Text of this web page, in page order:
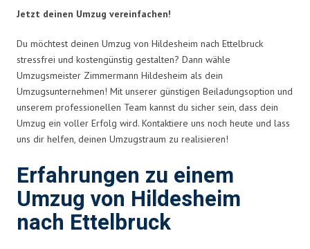
Jetzt deinen Umzug vereinfachen!
Du möchtest deinen Umzug von Hildesheim nach Ettelbruck
stressfrei und kostengünstig gestalten? Dann wähle
Umzugsmeister Zimmermann Hildesheim als dein
Umzugsunternehmen! Mit unserer günstigen Beiladungsoption und
unserem professionellen Team kannst du sicher sein, dass dein
Umzug ein voller Erfolg wird. Kontaktiere uns noch heute und lass
uns dir helfen, deinen Umzugstraum zu realisieren!
Erfahrungen zu einem
Umzug von Hildesheim
nach Ettelbruck